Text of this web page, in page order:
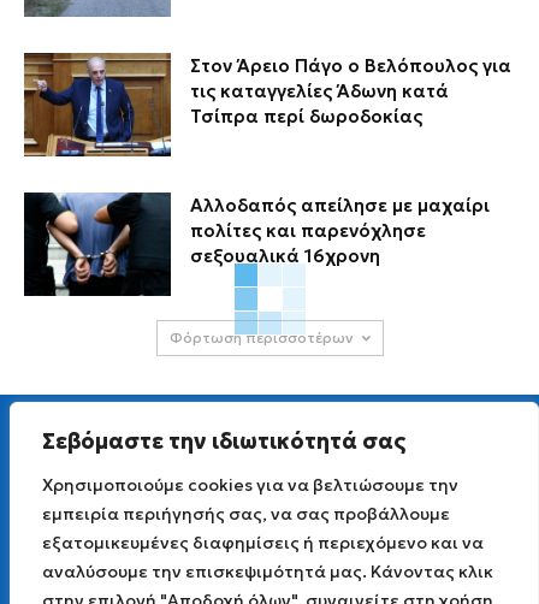
Σεβόμαστε την ιδιωτικότητά σας
Χρησιμοποιούμε cookies για να βελτιώσουμε την
εμπειρία περιήγησής σας, να σας προβάλλουμε
εξατομικευμένες διαφημίσεις ή περιεχόμενο και να
αναλύσουμε την επισκεψιμότητά μας. Κάνοντας κλικ
Στον Άρειο Πάγο ο Βελόπουλος για
τις καταγγελίες Άδωνη κατά
Τσίπρα περί δωροδοκίας
Αλλοδαπός απείλησε με μαχαίρι
πολίτες και παρενόχλησε
σεξουαλικά 16χρονη
Φόρτωση περισσοτέρων
Για άμεση επικοινωνία στείλτε μας Viber μήνυμα
στο6977 691 251
Email επικοινωνίας info [AT] lagadaspress.gr
Όροι χρήσης| Πολιτική Απορρήτου